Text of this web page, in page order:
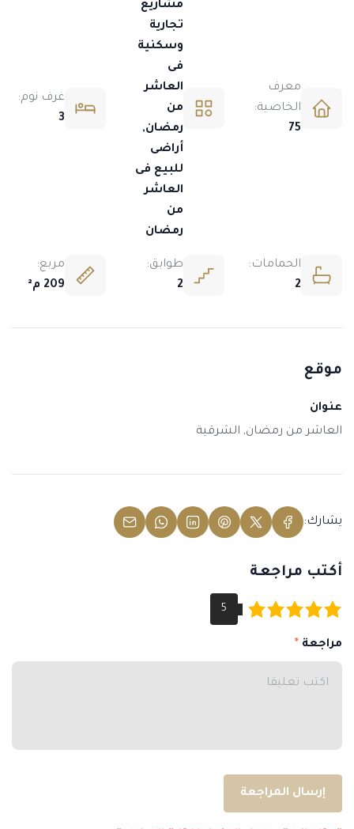
معرف
الخاصية:
75
مشاريع
تجارية
وسكنية
فى
العاشر
من
رمضان,
أراضى
للبيع فى
العاشر
من
رمضان
غرف نوم:
3
الحمامات:
2
طوابق:
2
مربع:
209 م²
موقع
عنوان
العاشر من رمضان, الشرقية
يشارك:
أكتب مراجعة
مراجعة
إرسال المراجعة